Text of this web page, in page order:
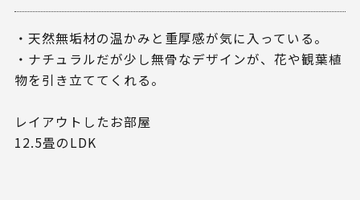
・天然無垢材の温かみと重厚感が気に入っている。
・ナチュラルだが少し無骨なデザインが、花や観葉植
物を引き立ててくれる。
レイアウトしたお部屋
12.5畳のLDK